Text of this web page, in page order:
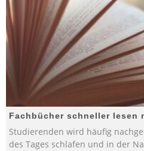
Fachbücher schneller lesen
Studierenden wird häufig
des Tages schlafen und in der